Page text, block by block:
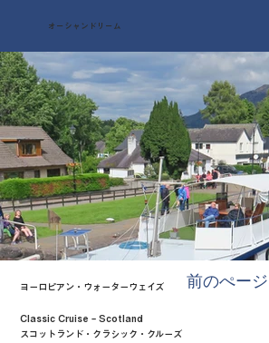
オーシャンドリーム
ヨーロピアン・ウォーターウェイズ
Classic Cruise – Scotland
スコットランド・クラシック・クルーズ
前のぺー